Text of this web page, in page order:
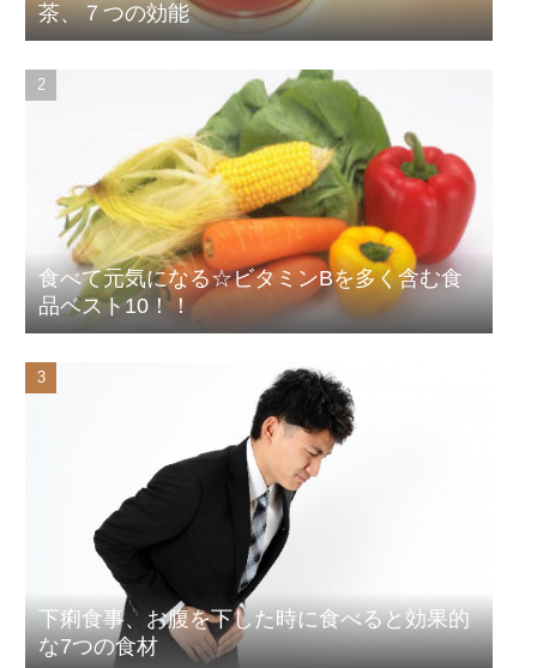
茶、７つの効能
食べて元気になる☆ビタミンBを多く含む食
品ベスト10！！
下痢食事、お腹を下した時に食べると効果的
な7つの食材